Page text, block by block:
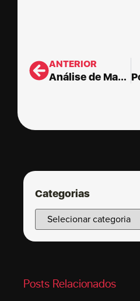
ANTERIOR
Análise de Macroambiente com IA: como fazer análise estratégica no Marketing
Categorias
Posts Relacionados